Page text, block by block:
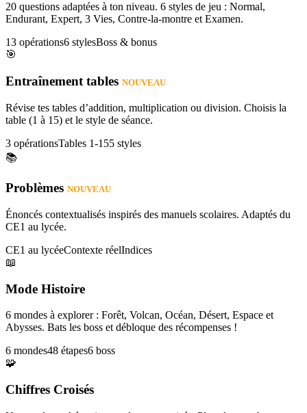
20 questions adaptées à ton niveau. 6 styles de jeu : Normal,
Endurant, Expert, 3 Vies, Contre-la-montre et Examen.
13 opérations6 stylesBoss & bonus
🎯
Entraînement tables NOUVEAU
Révise tes tables d’addition, multiplication ou division. Choisis la
table (1 à 15) et le style de séance.
3 opérationsTables 1-155 styles
📚
Problèmes NOUVEAU
Énoncés contextualisés inspirés des manuels scolaires. Adaptés du
CE1 au lycée.
CE1 au lycéeContexte réelIndices
📖
Mode Histoire
6 mondes à explorer : Forêt, Volcan, Océan, Désert, Espace et
Abysses. Bats les boss et débloque des récompenses !
6 mondes48 étapes6 boss
🧩
Chiffres Croisés